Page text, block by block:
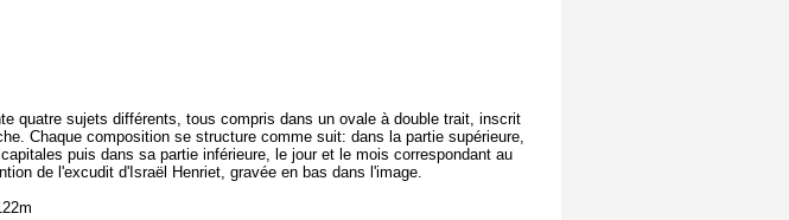
quatre sujets différents, tous compris dans un ovale à double trait, inscrit
Chaque composition se structure comme suit: dans la partie supérieure,
puis dans sa partie inférieure, le jour et le mois correspondant au
de l'excudit d'Israël Henriet, gravée en bas dans l'image.